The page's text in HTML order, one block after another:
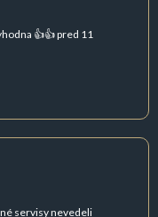
👍👍 pred 11
servisy nevedeli